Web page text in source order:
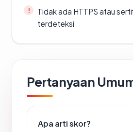
Tidak ada HTTPS atau
terdeteksi
Pertanyaan
Apa arti skor?